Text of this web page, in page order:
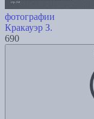
фотографии
Кракауэр З.
690